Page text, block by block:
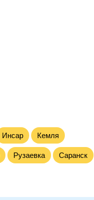
Инсар Кемля
Рузаевка Саранск